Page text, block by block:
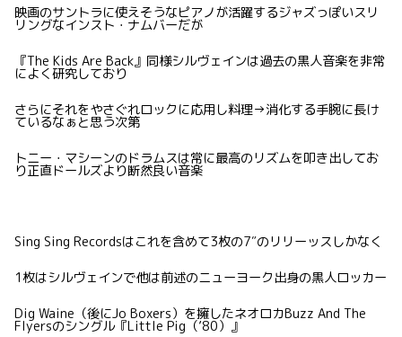
映画のサントラに使えそうなピアノが活躍するジャズっぽいスリ
リングなインスト・ナムバーだが
『The Kids Are Back』同様シルヴェインは過去の黒人音楽を非常
によく研究しており
さらにそれをやさぐれロックに応用し料理→消化する手腕に長け
ているなぁと思う次第
トニー・マシーンのドラムスは常に最高のリズムを叩き出してお
り正直ドールズより断然良い音楽
Sing Sing Recordsはこれを含めて3枚の7″のリリーッスしかなく
1枚はシルヴェインで他は前述のニューヨーク出身の黒人ロッカー
Dig Waine（後にJo Boxers）を擁したネオロカBuzz And The
Flyersのシングル『Little Pig（’80）』